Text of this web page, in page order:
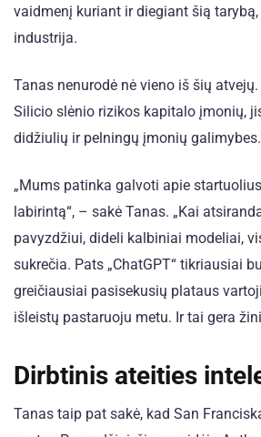
vaidmenį kuriant ir diegiant šią
industrija.
Tanas nenurodė nė vieno iš šių
Silicio slėnio rizikos kapitalo įmonių,
didžiulių ir pelningų įmonių galimybes.
„Mums patinka galvoti apie
labirintą“, – sakė Tanas. „Kai
pavyzdžiui, dideli kalbiniai modeliai,
sukrečia. Pats „ChatGPT“ tikriausiai
greičiausiai pasisekusių plataus
išleistų pastaruoju metu. Ir tai gera
Dirbtinis ateities
Tanas taip pat sakė, kad San